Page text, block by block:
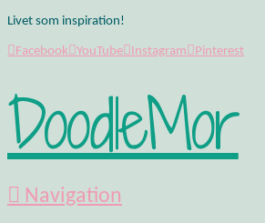
Livet som inspiration!
Facebook YouTube Instagram Pinterest
DoodleMor
Navigation